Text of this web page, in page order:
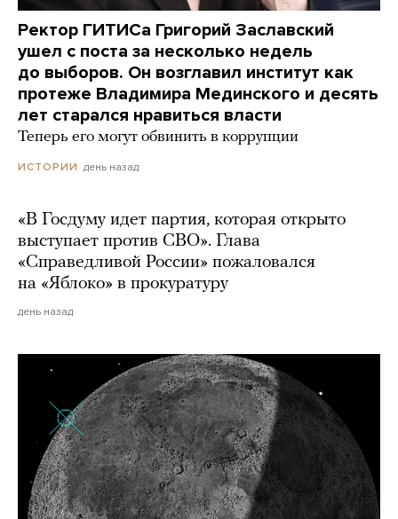
Ректор ГИТИСа Григорий Заславский
ушел с поста за несколько недель
до выборов. Он возглавил институт как
протеже Владимира Мединского и десять
лет старался нравиться власти
Теперь его могут обвинить в коррупции
ИСТОРИИ день назад
«В Госдуму идет партия, которая открыто
выступает против СВО». Глава
«Справедливой России» пожаловался
на «Яблоко» в прокуратуру
день назад